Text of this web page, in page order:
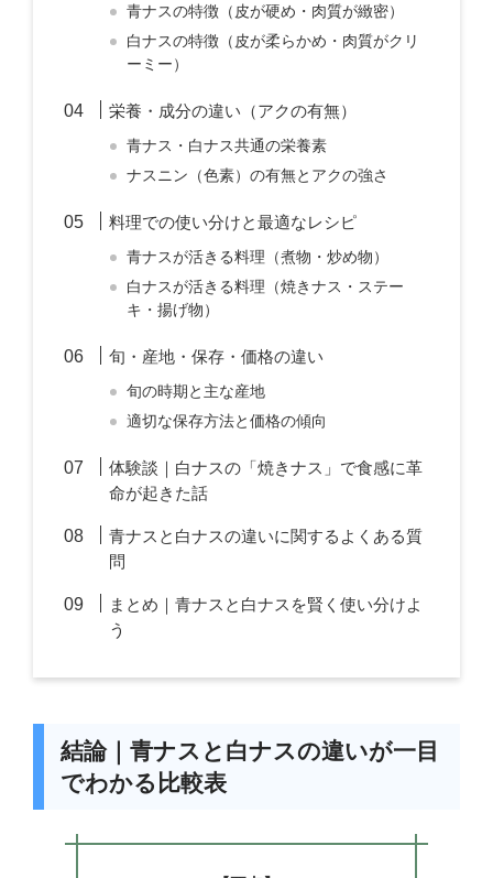
青ナスの特徴（皮が硬め・肉質が緻密）
白ナスの特徴（皮が柔らかめ・肉質がクリ
ーミー）
栄養・成分の違い（アクの有無）
青ナス・白ナス共通の栄養素
ナスニン（色素）の有無とアクの強さ
料理での使い分けと最適なレシピ
青ナスが活きる料理（煮物・炒め物）
白ナスが活きる料理（焼きナス・ステー
キ・揚げ物）
旬・産地・保存・価格の違い
旬の時期と主な産地
適切な保存方法と価格の傾向
体験談｜白ナスの「焼きナス」で食感に革
命が起きた話
青ナスと白ナスの違いに関するよくある質
問
まとめ｜青ナスと白ナスを賢く使い分けよ
う
結論｜青ナスと白ナスの違いが一目
でわかる比較表